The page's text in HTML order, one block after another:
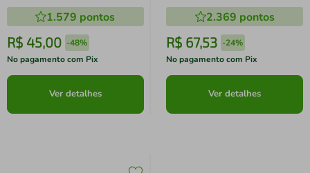
1.579 pontos
R$ 45,00 -48%
No pagamento com Pix
Ver detalhes
2.369 pontos
R$ 67,53 -24%
No pagamento com Pix
Ver detalhes